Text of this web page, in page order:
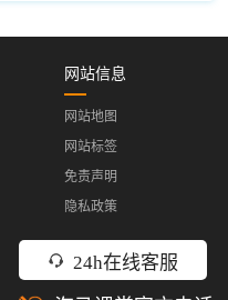
24h在线客服
网站信息
网站地图
网站标签
免责声明
隐私政策